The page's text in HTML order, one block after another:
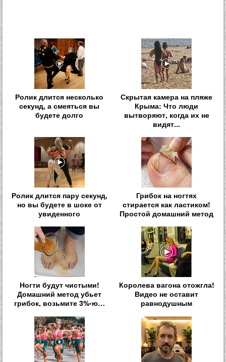
Ролик длится несколько
секунд, а смеяться вы
будете долго
Скрытая камера на пляже
Крыма: Что люди
вытворяют, когда их не
видят...
Ролик длится пару секунд,
но вы будете в шоке от
увиденного
Грибок на ногтях
стирается как ластиком!
Простой домашний метод
Ногти будут чистыми!
Домашний метод убьет
грибок, возьмите 3%-ю…
Королева вагона отожгла!
Видео не оставит
равнодушным